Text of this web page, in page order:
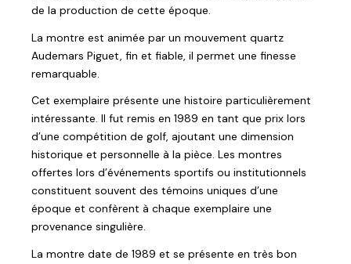
de la production de cette époque.
La montre est animée par un mouvement quartz
Audemars Piguet, fin et fiable, il permet une finesse
remarquable.
Cet exemplaire présente une histoire particulièrement
intéressante. Il fut remis en 1989 en tant que prix lors
d’une compétition de golf, ajoutant une dimension
historique et personnelle à la pièce. Les montres
offertes lors d’événements sportifs ou institutionnels
constituent souvent des témoins uniques d’une
époque et confèrent à chaque exemplaire une
provenance singulière.
La montre date de 1989 et se présente en très bon